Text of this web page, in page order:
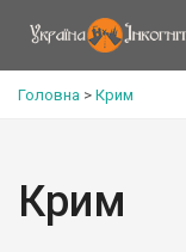
Головна > Крим
Крим